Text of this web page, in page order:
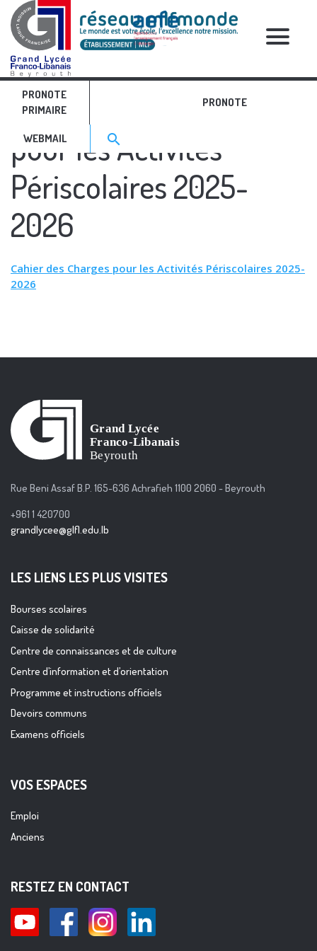
PRONOTE
PRIMAIRE
PRONOTE
WEBMAIL Search for:>
search
RELATIVE POSTS
Cahier des Charges
pour les Activités
Périscolaires 2025-
2026
Cahier des Charges pour les Activités Périscolaires 2025-
2026
Rue Beni Assaf B.P. 165-636 Achrafieh 1100 2060 - Beyrouth
+961 1 420700
grandlycee@glfl.edu.lb
LES LIENS LES PLUS VISITES
Bourses scolaires
Caisse de solidarité
Centre de connaissances et de culture
Centre d’information et d’orientation
Programme et instructions officiels
Devoirs communs
Examens officiels
VOS ESPACES
Emploi
Anciens
RESTEZ EN CONTACT